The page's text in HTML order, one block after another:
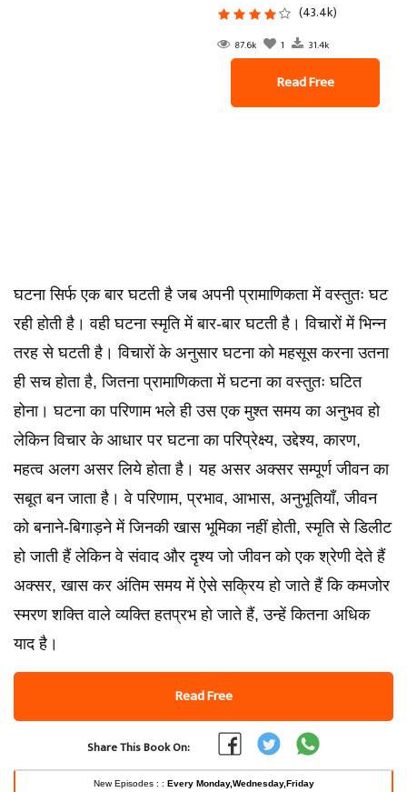
(43.4k)
87.6k 1 31.4k
Read Free
घटना सिर्फ एक बार घटती है जब अपनी प्रामाणिकता में वस्तुतः घट
रही होती है। वही घटना स्मृति में बार-बार घटती है। विचारों में भिन्न
तरह से घटती है। विचारों के अनुसार घटना को महसूस करना उतना
ही सच होता है, जितना प्रामाणिकता में घटना का वस्तुतः घटित
होना। घटना का परिणाम भले ही उस एक मुश्त समय का अनुभव हो
लेकिन विचार के आधार पर घटना का परिप्रेक्ष्य, उद्देश्य, कारण,
महत्व अलग असर लिये होता है। यह असर अक्सर सम्पूर्ण जीवन का
सबूत बन जाता है। वे परिणाम, प्रभाव, आभास, अनुभूतियाँ, जीवन
को बनाने-बिगाड़ने में जिनकी खास भूमिका नहीं होती, स्मृति से डिलीट
हो जाती हैं लेकिन वे संवाद और दृश्य जो जीवन को एक श्रेणी देते हैं
अक्सर, खास कर अंतिम समय में ऐसे सक्रिय हो जाते हैं कि कमजोर
स्मरण शक्ति वाले व्यक्ति हतप्रभ हो जाते हैं, उन्हें कितना अधिक
याद है।
Read Free
Share This Book On:
New Episodes : : Every Monday,Wednesday,Friday